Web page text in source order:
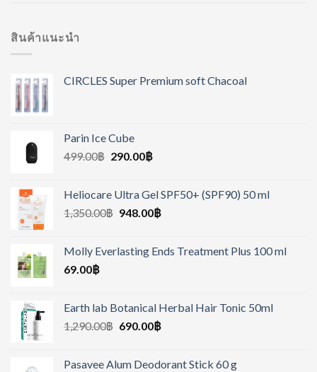
สินค้าแนะนำ
CIRCLES Super Premium soft Chacoal
Parin Ice Cube
499.00฿ 290.00฿
Heliocare Ultra Gel SPF50+ (SPF90) 50 ml
1,350.00฿ 948.00฿
Molly Everlasting Ends Treatment Plus 100 ml
69.00฿
Earth lab Botanical Herbal Hair Tonic 50ml
1,290.00฿ 690.00฿
Pasavee Alum Deodorant Stick 60 g